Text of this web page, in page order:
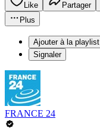
Like Partager
Plus
Ajouter à la playlist
Signaler
FRANCE 24